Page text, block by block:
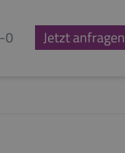
0 Jetzt anfragen